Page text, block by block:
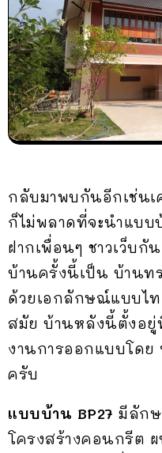
กลับมาพบกันอีกเช่น
ก็ไม่พลาดที่จะนำแบบ
ฝากเพื่อนๆ ชาวเว็บกั
บ้านครั้งนี้เป็น บ้านท
ด้วยเอกลักษณ์แบบไ
สมัย บ้านหลังนี้ตั้งอยู่
งานการออกแบบโดย
ครับ
แบบบ้าน BP27 มีลัก
โครงสร้างคอนกรีต